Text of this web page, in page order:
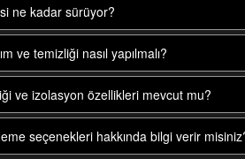
ne kadar sürüyor?
ve temizliği nasıl yapılmalı?
ve izolasyon özellikleri mevcut mu?
seçenekleri hakkında bilgi verir